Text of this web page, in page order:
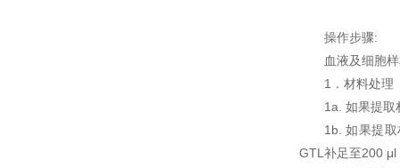
操作步骤:
血液及细胞
1．材料处理
1a. 如果提取
1b. 如果提
GTL补足至200 μl